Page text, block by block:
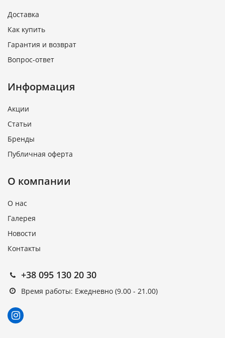
Доставка
Как купить
Гарантия и возврат
Вопрос-ответ
Информация
Акции
Статьи
Бренды
Публичная оферта
О компании
О нас
Галерея
Новости
Контакты
+38 095 130 20 30
Время работы: Ежедневно (9.00 - 21.00)